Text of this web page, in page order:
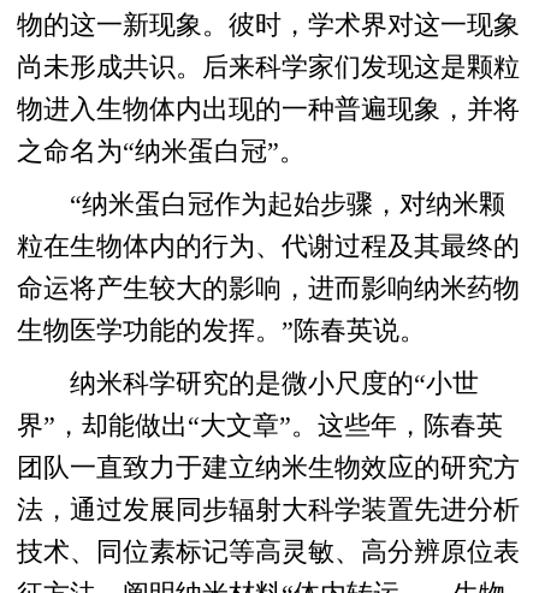
物的这一新现象。彼时，学术界对这一现象
尚未形成共识。后来科学家们发现这是颗粒
物进入生物体内出现的一种普遍现象，并将
之命名为“纳米蛋白冠”。
“纳米蛋白冠作为起始步骤，对纳米颗
粒在生物体内的行为、代谢过程及其最终的
命运将产生较大的影响，进而影响纳米药物
生物医学功能的发挥。”陈春英说。
纳米科学研究的是微小尺度的“小世
界”，却能做出“大文章”。这些年，陈春英
团队一直致力于建立纳米生物效应的研究方
法，通过发展同步辐射大科学装置先进分析
技术、同位素标记等高灵敏、高分辨原位表